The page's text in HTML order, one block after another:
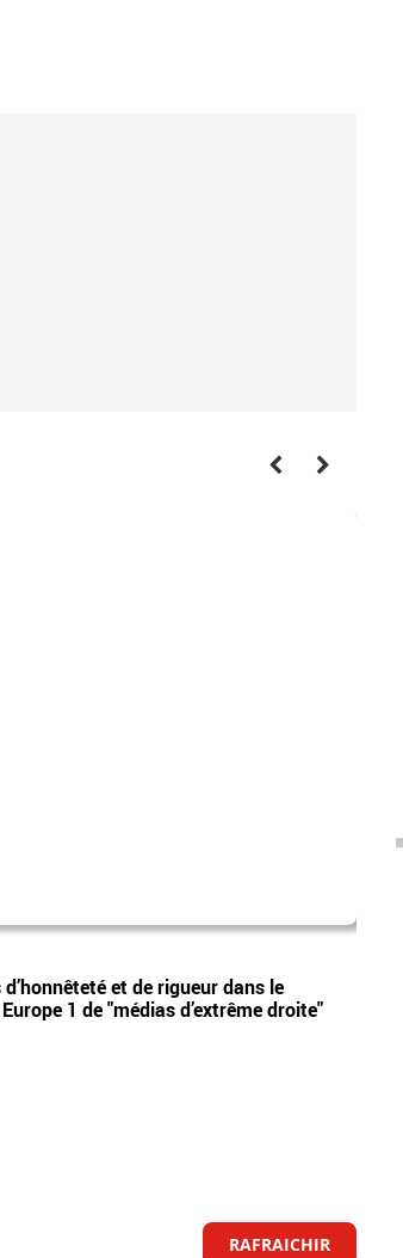
et de rigueur dans le
1 de "médias d’extrême droite"
RAFRAICHIR